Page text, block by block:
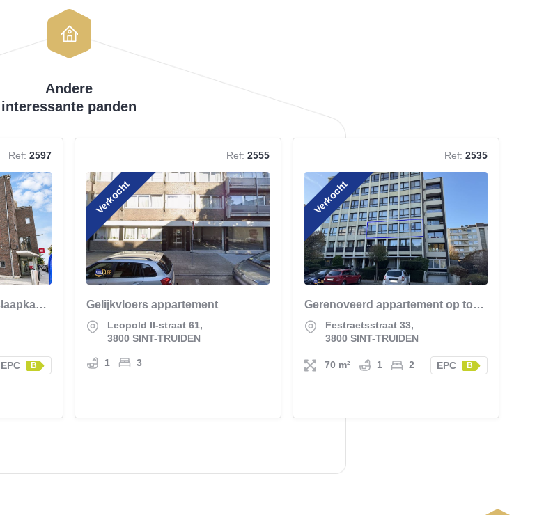
Andere
interessante panden
Ref: 2597
Prachtig appartement 2 slaapkamers vlakbij Grote Markt
EPC B
Ref: 2555
Verkocht
Gelijkvloers appartement
Leopold II-straat 61,
3800 SINT-TRUIDEN
1 3
Ref: 2535
Verkocht
Gerenoveerd appartement op toplocatie in Sint-Truiden
Festraetsstraat 33,
3800 SINT-TRUIDEN
70 m² 1 2 EPC B